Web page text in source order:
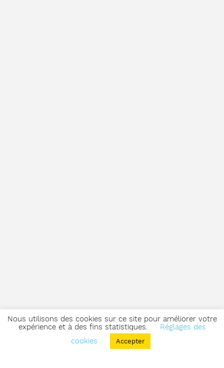
Nous utilisons des cookies sur ce site pour améliorer votre
expérience et à des fins statistiques.
Réglages des
cookies
Accepter